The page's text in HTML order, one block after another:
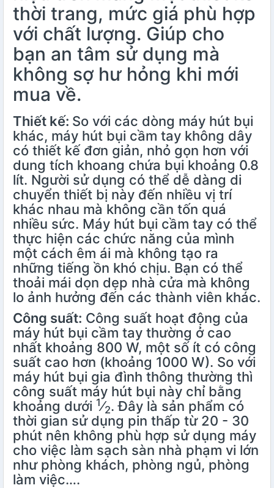
thời trang, mức giá phù hợp
với chất lượng. Giúp cho
bạn an tâm sử dụng mà
không sợ hư hỏng khi mới
mua về.
Thiết kế: So với các dòng máy hút bụi
khác, máy hút bụi cầm tay không dây
có thiết kế đơn giản, nhỏ gọn hơn với
dung tích khoang chứa bụi khoảng 0.8
lít. Người sử dụng có thể dễ dàng di
chuyển thiết bị này đến nhiều vị trí
khác nhau mà không cần tốn quá
nhiều sức. Máy hút bụi cầm tay có thể
thực hiện các chức năng của mình
một cách êm ái mà không tạo ra
những tiếng ồn khó chịu. Bạn có thể
thoải mái dọn dẹp nhà cửa mà không
lo ảnh hưởng đến các thành viên khác.
Công suất: Công suất hoạt động của
máy hút bụi cầm tay thường ở cao
nhất khoảng 800 W, một số ít có công
suất cao hơn (khoảng 1000 W). So với
máy hút bụi gia đình thông thường thì
công suất máy hút bụi này chỉ bằng
khoảng dưới 1⁄2. Đây là sản phẩm có
thời gian sử dụng pin thấp từ 20 - 30
phút nên không phù hợp sử dụng máy
cho việc làm sạch sàn nhà phạm vi lớn
như phòng khách, phòng ngủ, phòng
làm việc….